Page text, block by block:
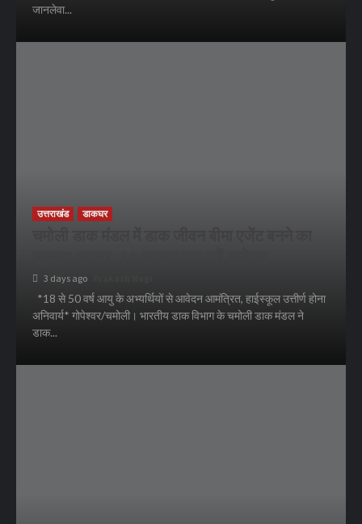
जानलेवा...
उत्तराखंड डाकघर
3 days ago
*18 से 50 वर्ष आयु के अभ्यर्थियों से आवेदन आमंत्रित, हाईस्कूल उत्तीर्ण होना
अनिवार्य* गोपेश्वर/चमोली। भारतीय डाक विभाग के चमोली डाक मंडल ने
डाक...